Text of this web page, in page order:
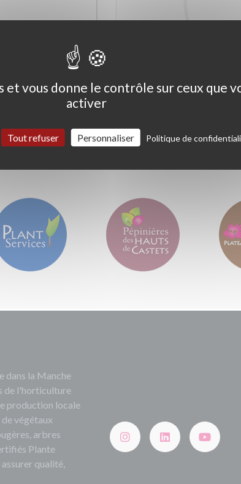
thyrs. 'Skylark'
dans la Manche
de l'horticulture
production locale
végétaux
arbres
Plante
qualité,
et vous donne le contrôle sur ceux que
activer
Tout refuser Personnaliser Politique de